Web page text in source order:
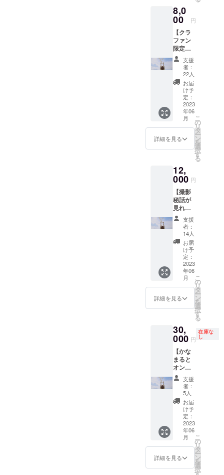
場合は
ブロマ
イド
データ
は別
カット
をお届
け致し
ます。
のお名
前を必
ずご記
載くだ
さい）
・感謝
を
た〜っ
ぷり伝
えま
す！お
礼動画
・支援
の印！
缶バッ
チ：１
個 ・MV
オフ
ショッ
トデー
タ：2種
※備考欄
にてMV
エンド
ロール
にご希
望のお
名前を
ご記入
くださ
画内
容：お
礼メッ
間：約3
分 提供
方法：
視聴用
のURL
をメー
ルで送
信 本リ
ターン
の動画
内容を
無断で
転載・
公開す
ること
です。
※オフ
8,0
00 円
【クラ
ファン
限定！
グッズ
コー
ス】 ・
かなま
るの
輪！ペ
ンライ
ト：１
個 ・支
援の
印！缶
バッ
チ：１
個 ・MV
衣装サ
イン・
お名前
入りMV
衣装
チェ
キ：１
枚 ・オ
ショッ
トブロ
マイ
ド：２
枚セッ
ト ・オ
フ
ショッ
（サイ
ン・手
書き
メッ
セージ
入り）
※備考欄
にて
チェキ
にお書
きする
ご希望
のお名
前をご
記入く
ださ
い。 ※
支援
者：
22人
お届
け予
定：
2023
年06
月
詳細を見る
こ
の
リ
タ
ー
ン
を
選
択
す
る
12,
000 円
【撮影
秘話が
見れ
ちゃ
う！聞
けちゃ
う！
コー
ス】 ・
MV撮影
メイキ
ング
ムー
ビー ・
クラ
ファン
オフ
ショッ
トphoto
book ・
お名
前・サ
イン入
りMV衣
装チェ
キ ・撮
影秘話
が聞け
ZOOM
会参加
権 ※動
画内
支援
者：
14人
お届
け予
定：
2023
年06
月
詳細を見る
こ
の
リ
タ
ー
ン
を
選
択
す
る
30,
000 円
在庫な
し
【かな
まると
オンラ
イン晩
酌コー
ス】 前
回のク
ラウド
ファン
ディン
グでご
好評を
頂いた
リター
ンに 今
回はス
支援
者：
5人
お届
け予
定：
2023
年06
月
詳細を見る
こ
の
リ
タ
ー
ン
を
選
択